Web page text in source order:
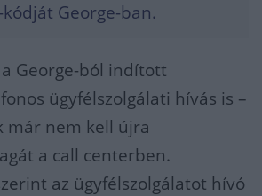
George-ban.
George-ból indított
ügyfélszolgálati hívás is –
már nem kell újra
a call centerben.
az ügyfélszolgálatot hívó